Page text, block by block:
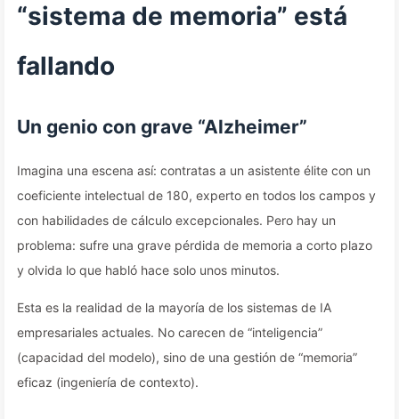
“sistema de memoria” está
fallando
Un genio con grave “Alzheimer”
Imagina una escena así: contratas a un asistente élite con un
coeficiente intelectual de 180, experto en todos los campos y
con habilidades de cálculo excepcionales. Pero hay un
problema: sufre una grave pérdida de memoria a corto plazo
y olvida lo que habló hace solo unos minutos.
Esta es la realidad de la mayoría de los sistemas de IA
empresariales actuales. No carecen de “inteligencia”
(capacidad del modelo), sino de una gestión de “memoria”
eficaz (ingeniería de contexto).